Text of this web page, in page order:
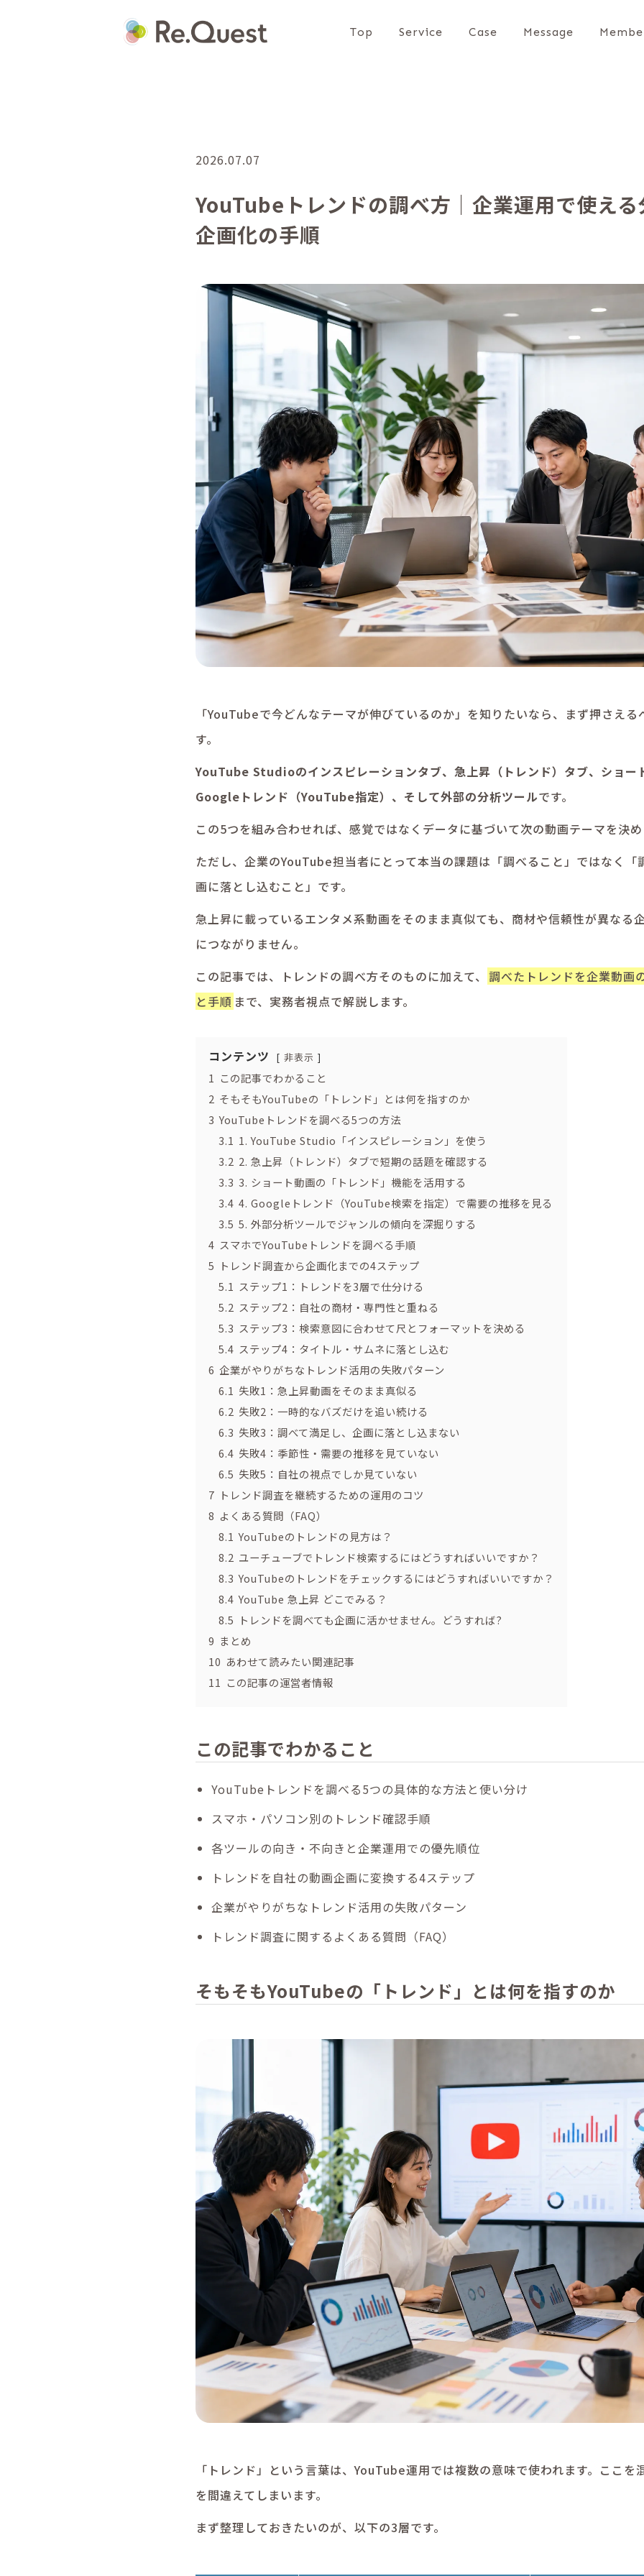
Top Service Case Message
2026.07.07
YouTubeトレンドの調べ方｜企業運用で使える
企画化の手順
「YouTubeで今どんなテーマが伸びているのか」を知りたいなら、まず押さえる
す。
YouTube Studioのインスピレーションタブ、急上昇（トレンド）タブ、ショー
Googleトレンド（YouTube指定）、そして外部の分析ツールです。
この5つを組み合わせれば、感覚ではなくデータに基づいて次の動画テーマを決め
ただし、企業のYouTube担当者にとって本当の課題は「調べること」ではなく「
画に落とし込むこと」です。
急上昇に載っているエンタメ系動画をそのまま真似ても、商材や信頼性が異なる
につながりません。
この記事では、トレンドの調べ方そのものに加えて、 調べたトレンドを企業動画
と手順 まで、実務者視点で解説します。
コンテンツ 非表示
1 この記事でわかること
2 そもそもYouTubeの「トレンド」とは何を指すのか
3 YouTubeトレンドを調べる5つの方法
3.1 1. YouTube Studio「インスピレーション」を使う
3.2 2. 急上昇（トレンド）タブで短期の話題を確認する
3.3 3. ショート動画の「トレンド」機能を活用する
3.4 4. Googleトレンド（YouTube検索を指定）で需要の推移を見る
3.5 5. 外部分析ツールでジャンルの傾向を深掘りする
4 スマホでYouTubeトレンドを調べる手順
5 トレンド調査から企画化までの4ステップ
5.1 ステップ1：トレンドを3層で仕分ける
5.2 ステップ2：自社の商材・専門性と重ねる
5.3 ステップ3：検索意図に合わせて尺とフォーマットを決める
5.4 ステップ4：タイトル・サムネに落とし込む
6 企業がやりがちなトレンド活用の失敗パターン
6.1 失敗1：急上昇動画をそのまま真似る
6.2 失敗2：一時的なバズだけを追い続ける
6.3 失敗3：調べて満足し、企画に落とし込まない
6.4 失敗4：季節性・需要の推移を見ていない
6.5 失敗5：自社の視点でしか見ていない
7 トレンド調査を継続するための運用のコツ
8 よくある質問（FAQ）
8.1 YouTubeのトレンドの見方は？
8.2 ユーチューブでトレンド検索するにはどうすればいいですか？
8.3 YouTubeのトレンドをチェックするにはどうすればいいですか？
8.4 YouTube 急上昇 どこでみる？
8.5 トレンドを調べても企画に活かせません。どうすれば?
9 まとめ
10 あわせて読みたい関連記事
11 この記事の運営者情報
この記事でわかること
YouTubeトレンドを調べる5つの具体的な方法と使い分け
スマホ・パソコン別のトレンド確認手順
各ツールの向き・不向きと企業運用での優先順位
トレンドを自社の動画企画に変換する4ステップ
企業がやりがちなトレンド活用の失敗パターン
トレンド調査に関するよくある質問（FAQ）
そもそもYouTubeの「トレンド」とは何を指すのか
「トレンド」という言葉は、YouTube運用では複数の意味で使われます。ここを
を間違えてしまいます。
まず整理しておきたいのが、以下の3層です。